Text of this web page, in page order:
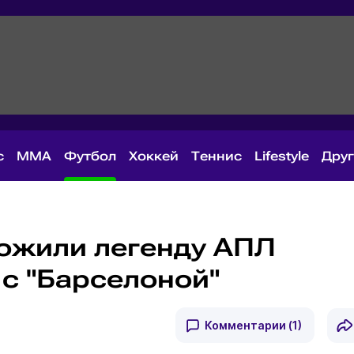
MMA Футбол Хоккей Теннис Lifestyle
легенду АПЛ
"Барселоной"
Комментарии (1)